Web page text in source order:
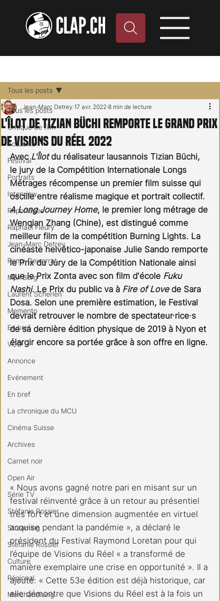
Tous les posts
Critique de film
Actualité
Festival
Portraits
Interview
Reportages
Raphael Fleury
Jean-Marc Detrey
Remy Dewarrat
Max Borg
Laurent Scherlen
Memento
En bref
VOD
Annonce
Evénement
En bref
La chronique du MCU
Cinéma Suisse
Archives
Carnet noir
Open Air
Série TV
Stéfanie Rossier
Streaming
Stefanie Rossier
Culture
Régional
Merchandising
Tous les posts
L'Îlot de Tizian Büchi remporte le Grand Prix
de Visions du Réel 2022
Jean-Marc Detrey 17 avr. 2022 8 min de lecture
Avec L'Îlot du réalisateur lausannois Tizian Büchi,
le jury de la Compétition Internationale Longs
Métrages récompense un premier film suisse qui
oscille entre réalisme magique et portrait collectif.
A Long Journey Home, le premier long métrage de
Wenqian Zhang (Chine), est distingué comme
meilleur film de la compétition Burning Lights. La
cinéaste helvético-japonaise Julie Sando remporte
le Prix du Jury de la Compétition Nationale ainsi
que le Prix Zonta avec son film d'école Fuku
Nashi. Le Prix du public va à Fire of Love de Sara
Dosa. Selon une première estimation, le Festival
devrait retrouver le nombre de spectateur·rice·s
de sa dernière édition physique de 2019 à Nyon et
élargir encore sa portée grâce à son offre en ligne.
« Nous avons gagné notre pari en misant sur un
festival réinventé grâce à un retour au présentiel
très fort et une dimension augmentée en virtuel
acquise pendant la pandémie », a déclaré le
président du Festival Raymond Loretan pour qui
l’équipe de Visions du Réel « a transformé de
manière exemplaire une crise en opportunité ». Il a
ajouté: « Cette 53e édition est déjà historique, car
elle démontre que Visions du Réel est à la fois un